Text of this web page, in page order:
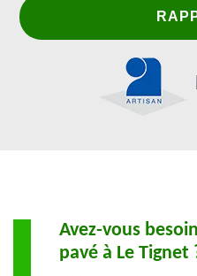
Avez-vous
pavé à Le Tignet